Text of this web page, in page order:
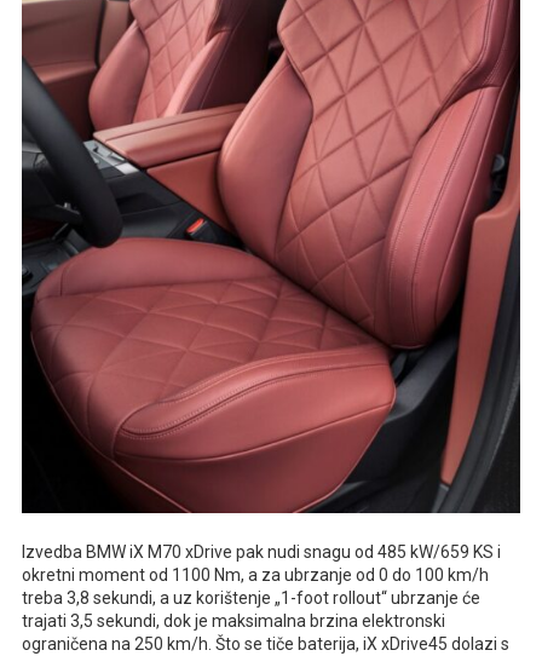
Izvedba BMW iX M70 xDrive pak nudi snagu od 485 kW/659 KS i
okretni moment od 1100 Nm, a za ubrzanje od 0 do 100 km/h
treba 3,8 sekundi, a uz korištenje „1-foot rollout“ ubrzanje će
trajati 3,5 sekundi, dok je maksimalna brzina elektronski
ograničena na 250 km/h. Što se tiče baterija, iX xDrive45 dolazi s